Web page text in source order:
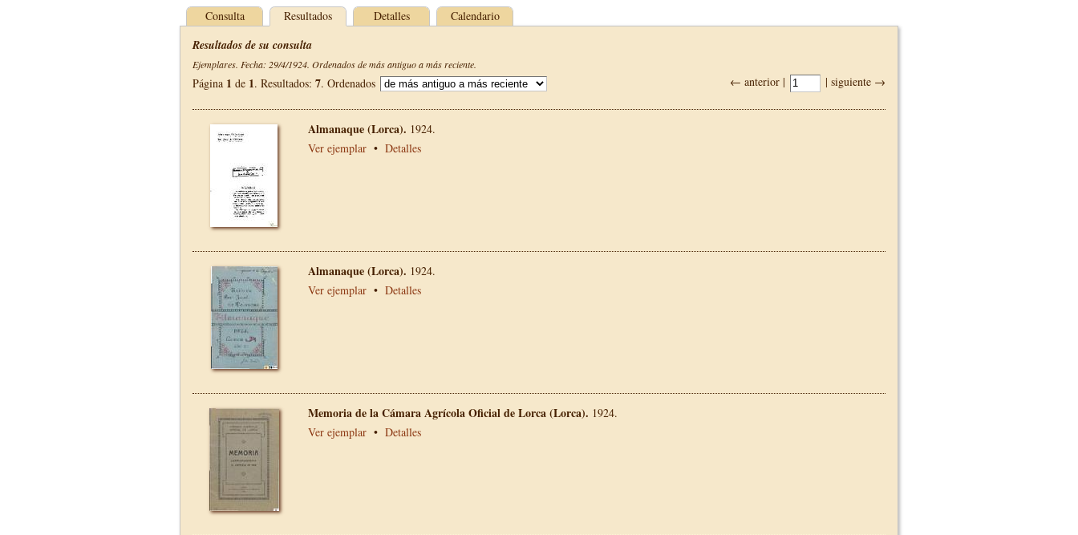
Consulta Resultados Detalles Calendario
Resultados de su consulta
Ejemplares. Fecha: 29/4/1924. Ordenados de más antiguo a más reciente.
← anterior | | siguiente →
Página 1 de 1. Resultados: 7. Ordenados
Almanaque (Lorca). 1924.
Ver ejemplar • Detalles
Almanaque (Lorca). 1924.
Ver ejemplar • Detalles
Memoria de la Cámara Agrícola Oficial de Lorca (Lorca). 1924.
Ver ejemplar • Detalles